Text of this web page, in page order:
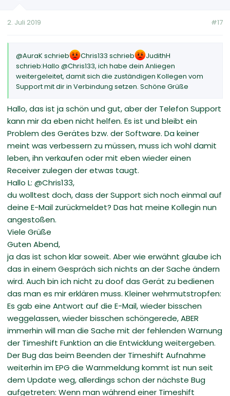
2. Juli 2019 #17
@AuraK schrieb Chris133 schrieb
JudithH
schrieb:Hallo @Chris133, ich habe dein Anliegen
weitergeleitet, damit sich die zuständigen Kollegen vom
Support mit dir in Verbindung setzen. Schöne Grüße
Hallo, das ist ja schön und gut, aber der Telefon Support
kann mir da eben nicht helfen. Es ist und bleibt ein
Problem des Gerätes bzw. der Software. Da keiner
meint was verbessern zu müssen, muss ich wohl damit
leben, ihn verkaufen oder mit eben wieder einen
Receiver zulegen der etwas taugt.
Hallo L: @Chris133,
du wolltest doch, dass der Support sich noch einmal auf
deine E-Mail zurückmeldet? Das hat meine Kollegin nun
angestoßen.
Viele Grüße
Guten Abend,
ja das ist schon klar soweit. Aber wie erwähnt glaube ich
das in einem Gespräch sich nichts an der Sache ändern
wird. Auch bin ich nicht zu doof das Gerät zu bedienen
das man es mir erklären muss. Kleiner wehrmutstropfen:
Es gab eine Antwort auf die E-Mail, wieder bisschen
weggelassen, wieder bisschen schöngerede, ABER
immerhin will man die Sache mit der fehlenden Warnung
der Timeshift Funktion an die Entwicklung weitergeben.
Der Bug das beim Beenden der Timeshift Aufnahme
weiterhin im EPG die Warnmeldung kommt ist nun seit
dem Update weg, allerdings schon der nächste Bug
aufgetreten: Wenn man während einer Timeshift